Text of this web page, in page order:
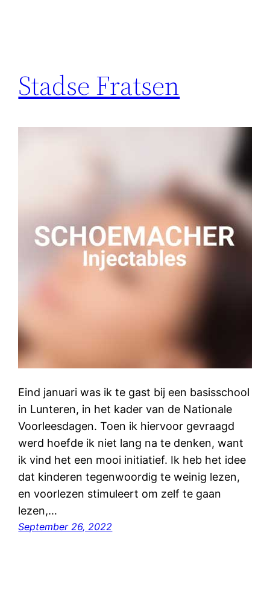
Stadse Fratsen
Eind januari was ik te gast bij een basisschool
in Lunteren, in het kader van de Nationale
Voorleesdagen. Toen ik hiervoor gevraagd
werd hoefde ik niet lang na te denken, want
ik vind het een mooi initiatief. Ik heb het idee
dat kinderen tegenwoordig te weinig lezen,
en voorlezen stimuleert om zelf te gaan
lezen,…
September 26, 2022